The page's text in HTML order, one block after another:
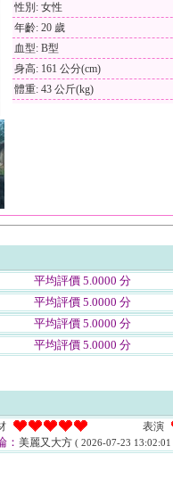
性別: 女性
年齡: 20 歲
血型: B型
身高: 161 公分(cm)
體重: 43 公斤(kg)
平均評價 5.0000 分
平均評價 5.0000 分
平均評價 5.0000 分
平均評價 5.0000 分
表演
： 美麗又大方 ( 2026-07-23 13:02:01